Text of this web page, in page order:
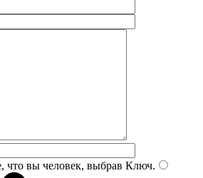
что вы человек, выбрав Ключ.